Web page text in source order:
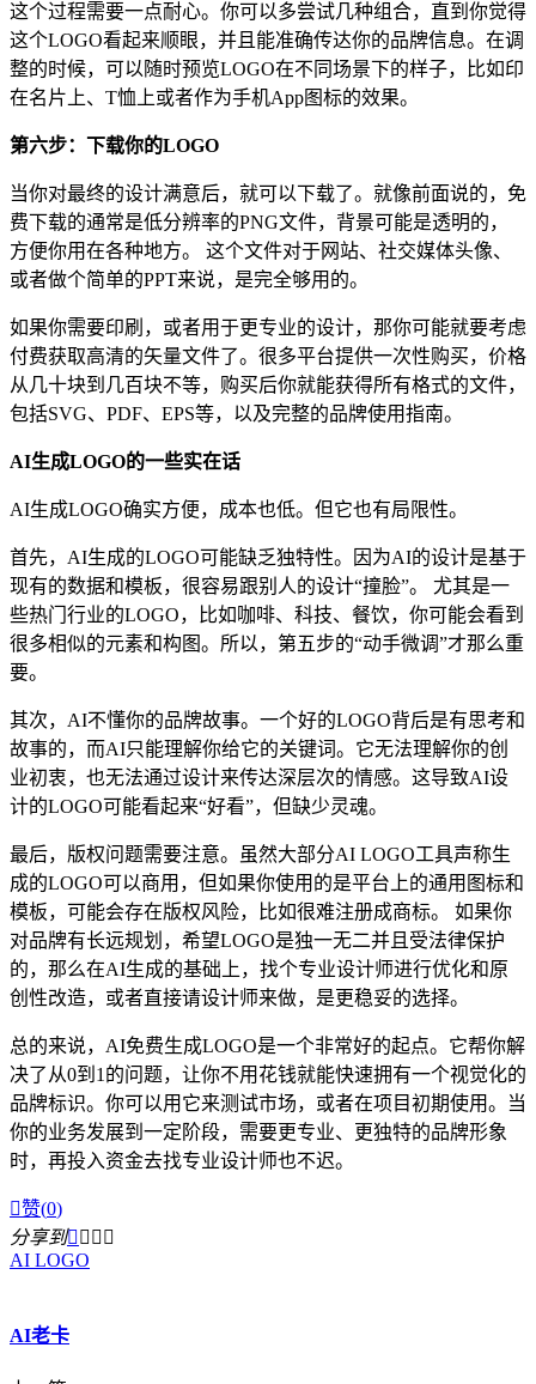
这个过程需要一点耐心。你可以多尝试几种组合，直到你觉得
这个LOGO看起来顺眼，并且能准确传达你的品牌信息。在调
整的时候，可以随时预览LOGO在不同场景下的样子，比如印
在名片上、T恤上或者作为手机App图标的效果。
第六步：下载你的LOGO
当你对最终的设计满意后，就可以下载了。就像前面说的，免
费下载的通常是低分辨率的PNG文件，背景可能是透明的，
方便你用在各种地方。 这个文件对于网站、社交媒体头像、
或者做个简单的PPT来说，是完全够用的。
如果你需要印刷，或者用于更专业的设计，那你可能就要考虑
付费获取高清的矢量文件了。很多平台提供一次性购买，价格
从几十块到几百块不等，购买后你就能获得所有格式的文件，
包括SVG、PDF、EPS等，以及完整的品牌使用指南。
AI生成LOGO的一些实在话
AI生成LOGO确实方便，成本也低。但它也有局限性。
首先，AI生成的LOGO可能缺乏独特性。因为AI的设计是基于
现有的数据和模板，很容易跟别人的设计“撞脸”。 尤其是一
些热门行业的LOGO，比如咖啡、科技、餐饮，你可能会看到
很多相似的元素和构图。所以，第五步的“动手微调”才那么重
要。
其次，AI不懂你的品牌故事。一个好的LOGO背后是有思考和
故事的，而AI只能理解你给它的关键词。它无法理解你的创
业初衷，也无法通过设计来传达深层次的情感。这导致AI设
计的LOGO可能看起来“好看”，但缺少灵魂。
最后，版权问题需要注意。虽然大部分AI LOGO工具声称生
成的LOGO可以商用，但如果你使用的是平台上的通用图标和
模板，可能会存在版权风险，比如很难注册成商标。 如果你
对品牌有长远规划，希望LOGO是独一无二并且受法律保护
的，那么在AI生成的基础上，找个专业设计师进行优化和原
创性改造，或者直接请设计师来做，是更稳妥的选择。
总的来说，AI免费生成LOGO是一个非常好的起点。它帮你解
决了从0到1的问题，让你不用花钱就能快速拥有一个视觉化的
品牌标识。你可以用它来测试市场，或者在项目初期使用。当
你的业务发展到一定阶段，需要更专业、更独特的品牌形象
时，再投入资金去找专业设计师也不迟。
赞(0)
分享到   
AI LOGO
AI老卡